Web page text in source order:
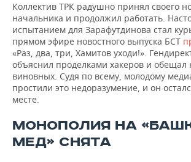
Коллектив ТРК радушно принял своего
начальника и продолжил работать.
испытанием для Зарафутдинова стал
прямом эфире новостного выпуска БСТ
«Раз, два, три, Хамитов уходи!».
объяснил проделками хакеров и обещал
виновных. Судя по всему, молодому
простили это недоразумение, и он
месте.
МОНОПОЛИЯ НА
МЕД» СНЯТА